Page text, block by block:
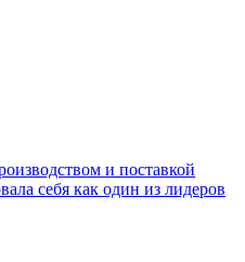
и поставкой
себя как один из лидеров